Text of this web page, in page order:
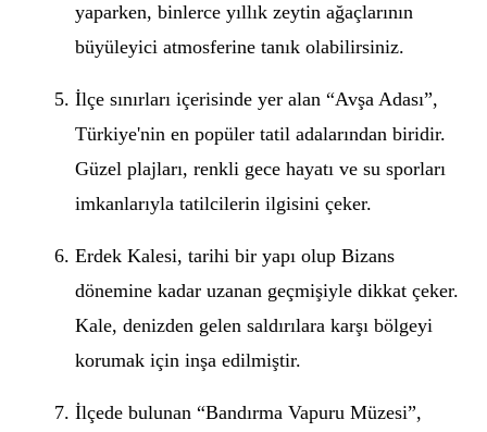
yaparken, binlerce yıllık zeytin ağaçlarının
büyüleyici atmosferine tanık olabilirsiniz.
İlçe sınırları içerisinde yer alan “Avşa Adası”,
Türkiye'nin en popüler tatil adalarından biridir.
Güzel plajları, renkli gece hayatı ve su sporları
imkanlarıyla tatilcilerin ilgisini çeker.
Erdek Kalesi, tarihi bir yapı olup Bizans
dönemine kadar uzanan geçmişiyle dikkat çeker.
Kale, denizden gelen saldırılara karşı bölgeyi
korumak için inşa edilmiştir.
İlçede bulunan “Bandırma Vapuru Müzesi”,